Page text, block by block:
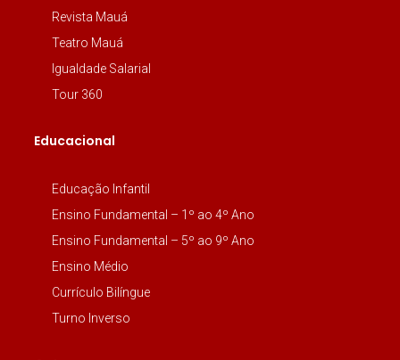
Revista Mauá
Teatro Mauá
Igualdade Salarial
Tour 360
Educacional
Educação Infantil
Ensino Fundamental – 1º ao 4º Ano
Ensino Fundamental – 5º ao 9º Ano
Ensino Médio
Currículo Bilíngue
Turno Inverso